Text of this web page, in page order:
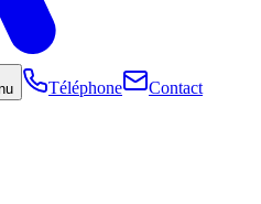
Téléphone Contact